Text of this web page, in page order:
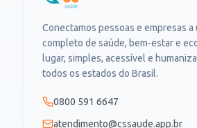
Conectamos pessoas e empresas a
completo de saúde, bem-estar e
lugar, simples, acessível e
todos os estados do Brasil.
0800 591 6647
atendimento@cssaude.app.br